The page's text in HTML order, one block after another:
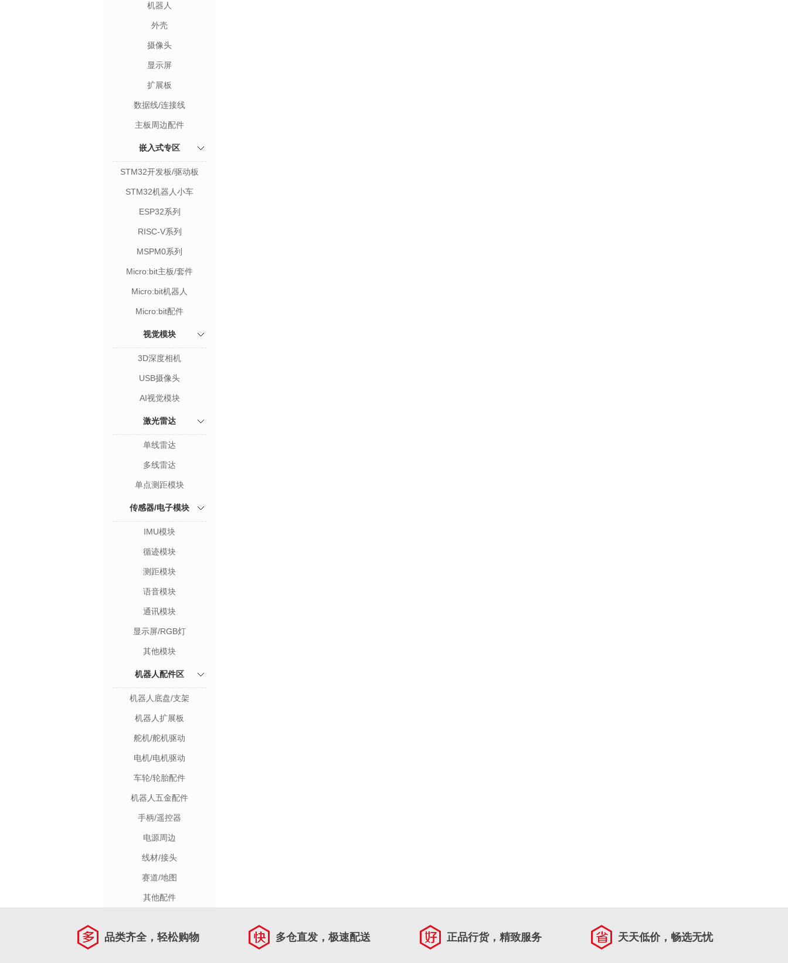
机器人
外壳
摄像头
显示屏
扩展板
数据线/连接线
主板周边配件
嵌入式专区
STM32开发板/驱动板
STM32机器人小车
ESP32系列
RISC-V系列
MSPM0系列
Micro:bit主板/套件
Micro:bit机器人
Micro:bit配件
视觉模块
3D深度相机
USB摄像头
AI视觉模块
激光雷达
单线雷达
多线雷达
单点测距模块
传感器/电子模块
IMU模块
循迹模块
测距模块
语音模块
通讯模块
显示屏/RGB灯
其他模块
机器人配件区
机器人底盘/支架
机器人扩展板
舵机/舵机驱动
电机/电机驱动
车轮/轮胎配件
机器人五金配件
手柄/遥控器
电源周边
线材/接头
赛道/地图
其他配件
品类齐全，轻松购物 多仓直发，极速配送 正品行货，精致服务 天天低价，畅选无忧